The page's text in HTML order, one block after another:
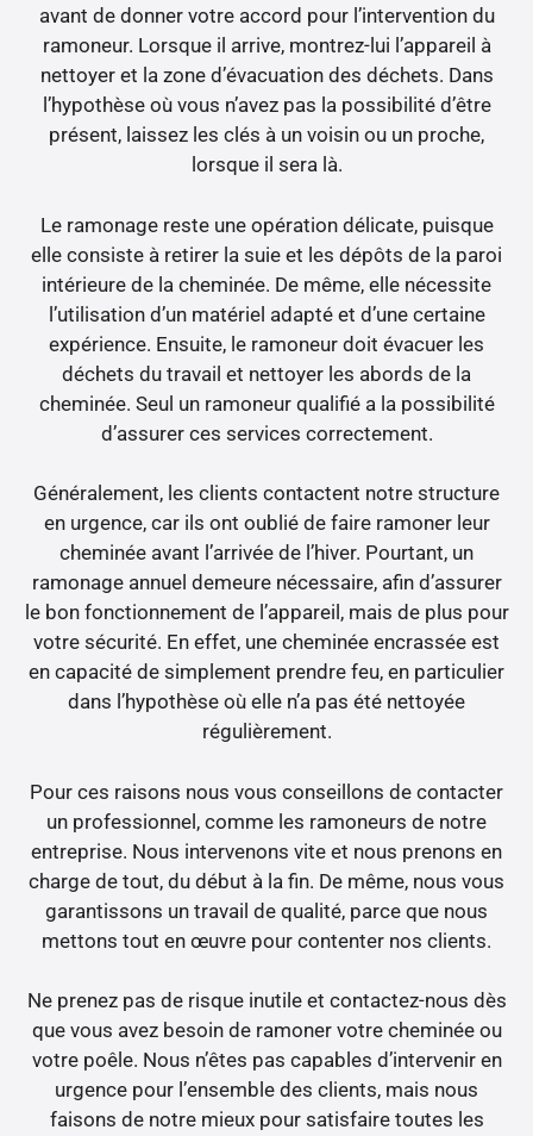
avant de donner votre accord pour l’intervention du
ramoneur. Lorsque il arrive, montrez-lui l’appareil à
nettoyer et la zone d’évacuation des déchets. Dans
l’hypothèse où vous n’avez pas la possibilité d’être
présent, laissez les clés à un voisin ou un proche,
lorsque il sera là.
Le ramonage reste une opération délicate, puisque
elle consiste à retirer la suie et les dépôts de la paroi
intérieure de la cheminée. De même, elle nécessite
l’utilisation d’un matériel adapté et d’une certaine
expérience. Ensuite, le ramoneur doit évacuer les
déchets du travail et nettoyer les abords de la
cheminée. Seul un ramoneur qualifié a la possibilité
d’assurer ces services correctement.
Généralement, les clients contactent notre structure
en urgence, car ils ont oublié de faire ramoner leur
cheminée avant l’arrivée de l’hiver. Pourtant, un
ramonage annuel demeure nécessaire, afin d’assurer
le bon fonctionnement de l’appareil, mais de plus pour
votre sécurité. En effet, une cheminée encrassée est
en capacité de simplement prendre feu, en particulier
dans l’hypothèse où elle n’a pas été nettoyée
régulièrement.
Pour ces raisons nous vous conseillons de contacter
un professionnel, comme les ramoneurs de notre
entreprise. Nous intervenons vite et nous prenons en
charge de tout, du début à la fin. De même, nous vous
garantissons un travail de qualité, parce que nous
mettons tout en œuvre pour contenter nos clients.
Ne prenez pas de risque inutile et contactez-nous dès
que vous avez besoin de ramoner votre cheminée ou
votre poêle. Nous n’êtes pas capables d’intervenir en
urgence pour l’ensemble des clients, mais nous
faisons de notre mieux pour satisfaire toutes les